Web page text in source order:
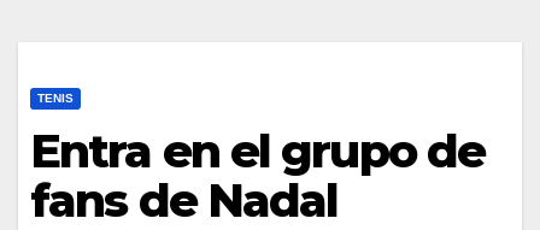
TENIS
Entra en el grupo de
fans de Nadal